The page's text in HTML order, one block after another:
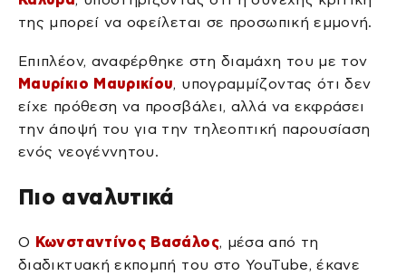
της μπορεί να οφείλεται σε προσωπική εμμονή.
Επιπλέον, αναφέρθηκε στη διαμάχη του με τον
Μαυρίκιο Μαυρικίου, υπογραμμίζοντας ότι δεν
είχε πρόθεση να προσβάλει, αλλά να εκφράσει
την άποψή του για την τηλεοπτική παρουσίαση
ενός νεογέννητου.
Πιο αναλυτικά
Ο Κωνσταντίνος Βασάλος, μέσα από τη
διαδικτυακή εκπομπή του στο YouTube, έκανε